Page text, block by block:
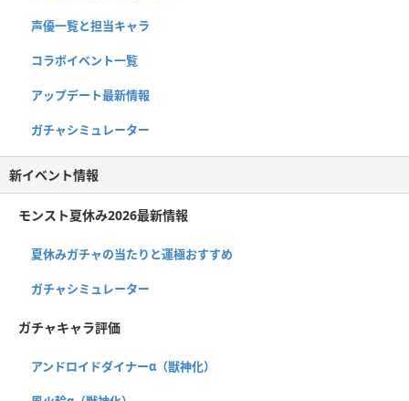
声優一覧と担当キャラ
コラボイベント一覧
アップデート最新情報
ガチャシミュレーター
新イベント情報
モンスト夏休み2026最新情報
夏休みガチャの当たりと運極おすすめ
ガチャシミュレーター
ガチャキャラ評価
アンドロイドダイナーα（獣神化）